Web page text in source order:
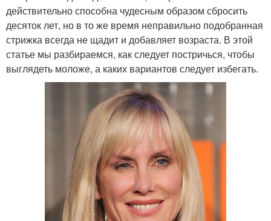
действительно способна чудесным образом сбросить
десяток лет, но в то же время неправильно подобранная
стрижка всегда не щадит и добавляет возраста. В этой
статье мы разбираемся, как следует постричься, чтобы
выглядеть моложе, а каких вариантов следует избегать.